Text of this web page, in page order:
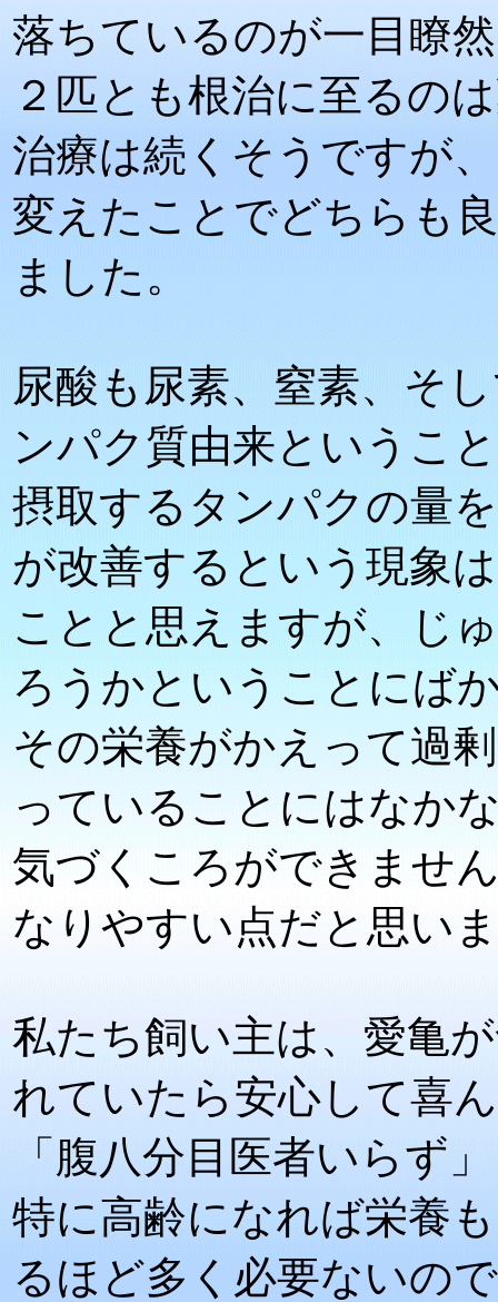
落ちているのが一目瞭
２匹とも根治に至るの
治療は続くそうですが
変えたことでどちらも
ました。
尿酸も尿素、窒素、そ
ンパク質由来というこ
摂取するタンパクの量
が改善するという現象
ことと思えますが、じ
ろうかということにば
その栄養がかえって過
っていることにはなか
気づくころができませ
なりやすい点だと思い
私たち飼い主は、愛亀
れていたら安心して喜
「腹八分目医者いらず
特に高齢になれば栄養
るほど多く必要ないの